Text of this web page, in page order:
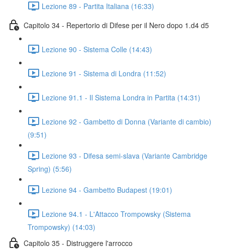
Lezione 89 - Partita Italiana (16:33)
Capitolo 34 - Repertorio di Difese per il Nero dopo 1.d4 d5
Lezione 90 - Sistema Colle (14:43)
Lezione 91 - Sistema di Londra (11:52)
Lezione 91.1 - Il Sistema Londra in Partita (14:31)
Lezione 92 - Gambetto di Donna (Variante di cambio)
(9:51)
Lezione 93 - Difesa semi-slava (Variante Cambridge
Spring) (5:56)
Lezione 94 - Gambetto Budapest (19:01)
Lezione 94.1 - L'Attacco Trompowsky (Sistema
Trompowsky) (14:03)
Capitolo 35 - Distruggere l'arrocco